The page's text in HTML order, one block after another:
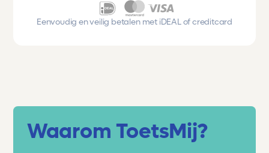
Eenvoudig en veilig betalen met iDEAL of creditcard
Waarom ToetsMij?